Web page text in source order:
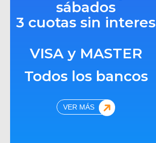
sábados
3 cuotas sin interes
VISA y MASTER
Todos los bancos
VER MÁS